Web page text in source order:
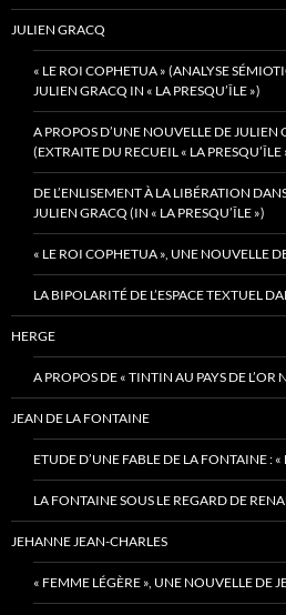
JULIEN GRACQ
« LE ROI COPHETUA » (ANALYSE
JULIEN GRACQ IN « LA PRESQU’ÎLE »)
A PROPOS D’UNE NOUVELLE DE JULIEN
(EXTRAITE DU RECUEIL « LA PRESQU’ÎLE
DE L’ENLISEMENT À LA LIBÉRATION
JULIEN GRACQ (IN « LA PRESQU’ÎLE »)
« LE ROI COPHETUA », UNE NOUVELLE
LA BIPOLARITÉ DE L’ESPACE TEXTUEL
HERGE
A PROPOS DE « TINTIN AU PAYS DE L’OR
JEAN DE LA FONTAINE
ETUDE D’UNE FABLE DE LA FONTAINE : «
LA FONTAINE SOUS LE REGARD DE
JEHANNE JEAN-CHARLES
« FEMME LÉGÈRE », UNE NOUVELLE DE